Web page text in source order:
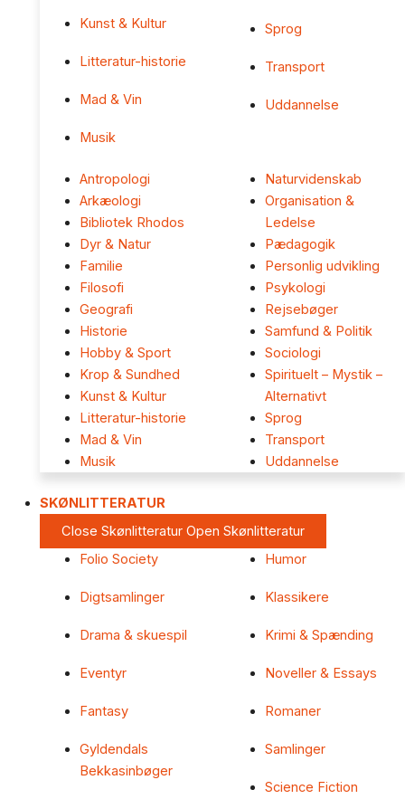
Kunst & Kultur
Litteratur-historie
Mad & Vin
Musik
Sprog
Transport
Uddannelse
Antropologi
Arkæologi
Bibliotek Rhodos
Dyr & Natur
Familie
Filosofi
Geografi
Historie
Hobby & Sport
Krop & Sundhed
Kunst & Kultur
Litteratur-historie
Mad & Vin
Musik
Naturvidenskab
Organisation &
Ledelse
Pædagogik
Personlig udvikling
Psykologi
Rejsebøger
Samfund & Politik
Sociologi
Spirituelt – Mystik –
Alternativt
Sprog
Transport
Uddannelse
SKØNLITTERATUR
Close Skønlitteratur Open Skønlitteratur
Folio Society
Digtsamlinger
Drama & skuespil
Eventyr
Fantasy
Gyldendals
Bekkasinbøger
Humor
Klassikere
Krimi & Spænding
Noveller & Essays
Romaner
Samlinger
Science Fiction